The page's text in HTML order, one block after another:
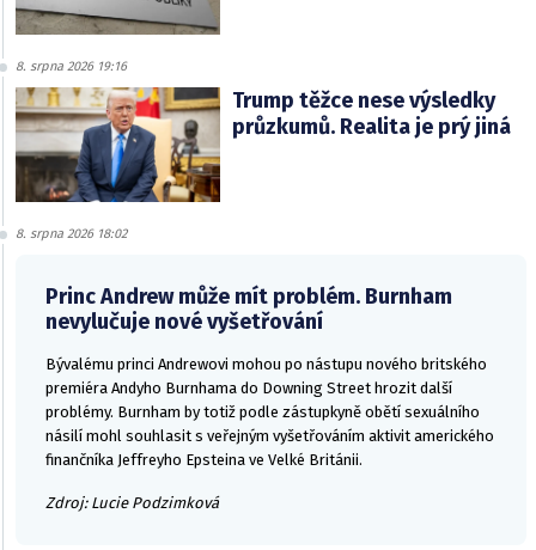
8. srpna 2026 19:16
Trump těžce nese výsledky
průzkumů. Realita je prý jiná
8. srpna 2026 18:02
Princ Andrew může mít problém. Burnham
nevylučuje nové vyšetřování
Bývalému princi Andrewovi mohou po nástupu nového britského
premiéra Andyho Burnhama do Downing Street hrozit další
problémy. Burnham by totiž podle zástupkyně obětí sexuálního
násilí mohl souhlasit s veřejným vyšetřováním aktivit amerického
finančníka Jeffreyho Epsteina ve Velké Británii.
Zdroj: Lucie Podzimková